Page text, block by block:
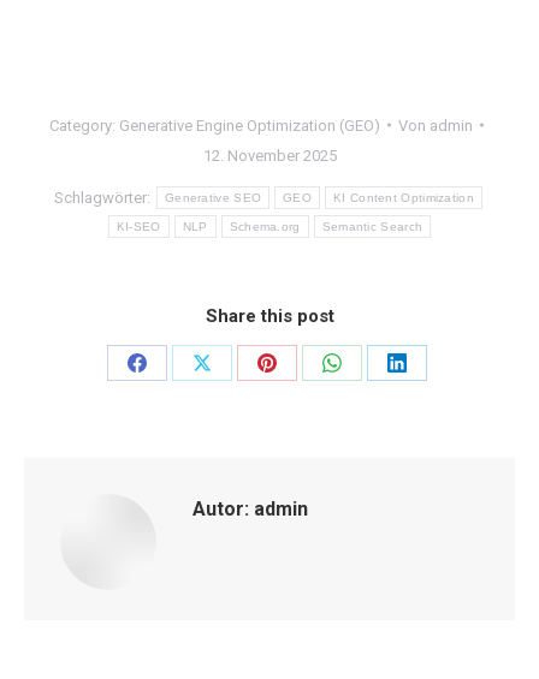
Category: Generative Engine Optimization (GEO) Von admin
12. November 2025
Schlagwörter: Generative SEO GEO KI Content Optimization
KI-SEO NLP Schema.org Semantic Search
Share this post
Share
Share
Share
Share
Share
Autor: admin